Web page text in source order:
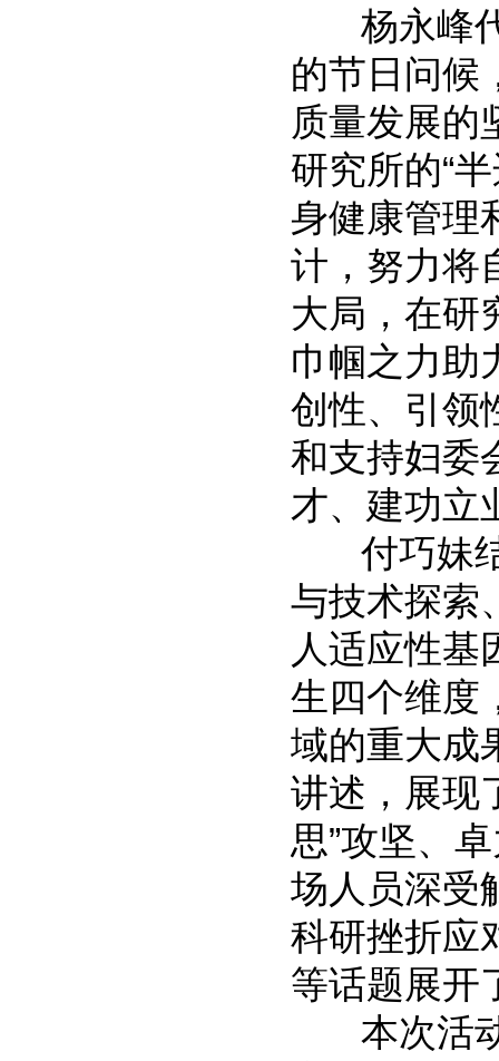
杨永峰代
的节日问候
质量发展的
研究所的“
身健康管理
计，努力将
大局，在研
巾帼之力助
创性、引领
和支持妇委
才、建功立
付巧妹结
与技术探索
人适应性基
生四个维度
域的重大成
讲述，展现
思”攻坚、
场人员深受
科研挫折应
等话题展开
本次活动